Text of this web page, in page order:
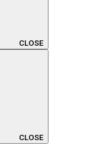
CLOSE
CLOSE